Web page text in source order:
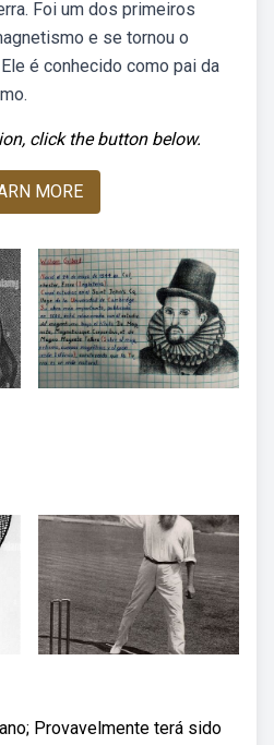
Foi um dos primeiros
e se tornou o
é conhecido como pai da
click the button below.
MORE
Provavelmente terá sido